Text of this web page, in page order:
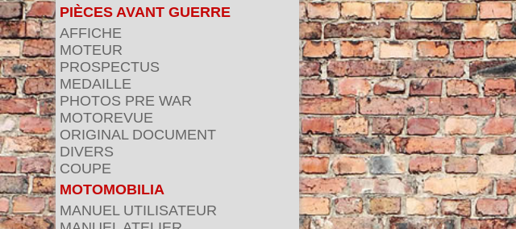
PIÈCES AVANT GUERRE
AFFICHE
MOTEUR
PROSPECTUS
MEDAILLE
PHOTOS PRE WAR
MOTOREVUE
ORIGINAL DOCUMENT
DIVERS
COUPE
MOTOMOBILIA
MANUEL UTILISATEUR